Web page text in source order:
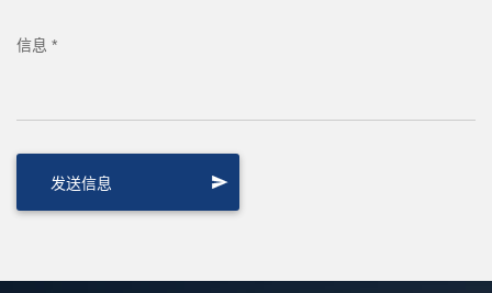
信息 *